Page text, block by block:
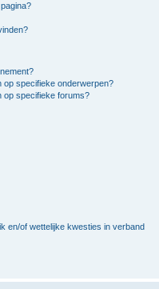
op specifieke onderwerpen?
op specifieke forums?
en/of wettelijke kwesties in verband